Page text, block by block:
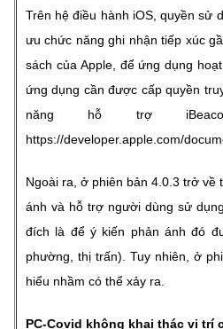
Trên hệ điều hành iOS, quyền sử
ưu chức năng ghi nhận tiếp xúc
sách của Apple, để ứng dụng
ứng dụng cần được cấp quyền
năng hỗ trợ
https://developer.apple.com/
Ngoài ra, ở phiên bản 4.0.3 trở
ánh và hỗ trợ người dùng sử
đích là để ý kiến phản ánh đó
phường, thị trấn). Tuy nhiên, ở
hiểu nhầm có thể xảy ra.
PC-Covid không khai thác vị trí